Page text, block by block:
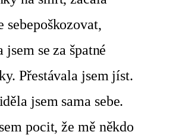
sebepoškozovat,
jsem se za špatné
Přestávala jsem jíst.
jsem sama sebe.
pocit, že mě někdo